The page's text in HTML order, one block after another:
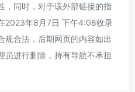
，同时，对于该外部链接的指
2023年8月7日 下午4:08收录
规合法，后期网页的内容如出
员进行删除，持有导航不承担